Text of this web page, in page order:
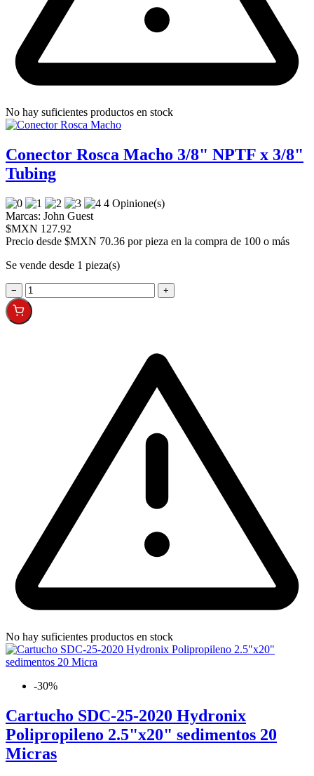
No hay suficientes productos en stock
Conector Rosca Macho 3/8" NPTF x 3/8"
Tubing
4 Opinione(s)
Marcas: John Guest
$MXN 127.92
Precio desde $MXN 70.36 por pieza en la compra de 100 o más
Se vende desde 1 pieza(s)
− +
No hay suficientes productos en stock
-30%
Cartucho SDC-25-2020 Hydronix
Polipropileno 2.5"x20" sedimentos 20
Micras